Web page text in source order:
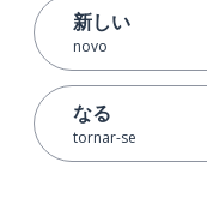
新しい
novo
なる
tornar-se